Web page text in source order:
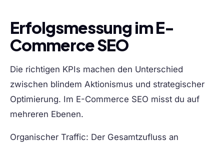
Erfolgsmessung im E-
Commerce SEO
Die richtigen KPIs machen den Unterschied
zwischen blindem Aktionismus und strategischer
Optimierung. Im E-Commerce SEO misst du auf
mehreren Ebenen.
Organischer Traffic: Der Gesamtzufluss an